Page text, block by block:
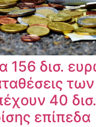
156 δισ.
40
επίπεδα